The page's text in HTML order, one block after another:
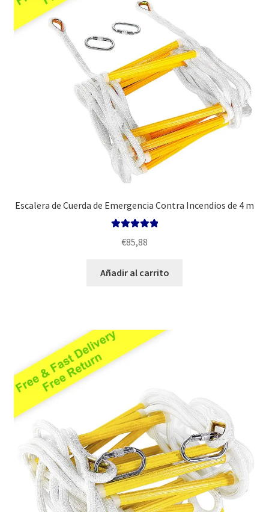
Política
Escalera de Cuerda de Emergencia Contra Incendios de 4 m
de 5
€85,88
Añadir al carrito